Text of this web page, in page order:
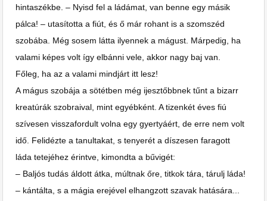
hintaszékbe. – Nyisd fel a ládámat, van benne egy másik
pálca! – utasította a fiút, és ő már rohant is a szomszéd
szobába. Még sosem látta ilyennek a mágust. Márpedig, ha
valami képes volt így elbánni vele, akkor nagy baj van.
Főleg, ha az a valami mindjárt itt lesz!
A mágus szobája a sötétben még ijesztőbbnek tűnt a bizarr
kreatúrák szobraival, mint egyébként. A tizenkét éves fiú
szívesen visszafordult volna egy gyertyáért, de erre nem volt
idő. Felidézte a tanultakat, s tenyerét a díszesen faragott
láda tetejéhez érintve, kimondta a bűvigét:
– Baljós tudás áldott átka, múltnak őre, titkok tára, tárulj láda!
– kántálta, s a mágia erejével elhangzott szavak hatására...